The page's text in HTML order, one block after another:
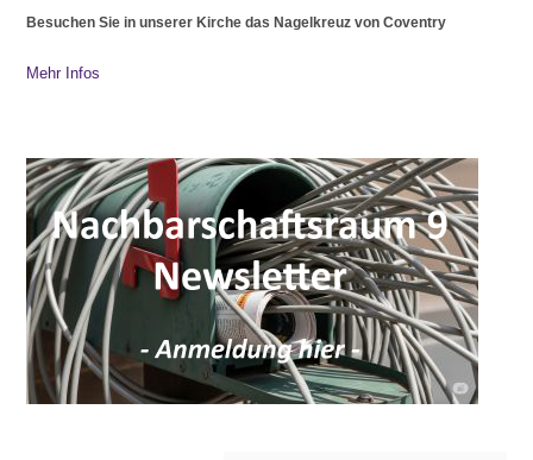
Besuchen Sie in unserer Kirche das Nagelkreuz von Coventry
Mehr Infos